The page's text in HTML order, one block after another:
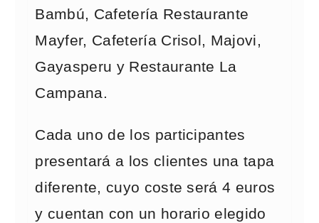
Bambú, Cafetería Restaurante
Mayfer, Cafetería Crisol, Majovi,
Gayasperu y Restaurante La
Campana.
Cada uno de los participantes
presentará a los clientes una tapa
diferente, cuyo coste será 4 euros
y cuentan con un horario elegido